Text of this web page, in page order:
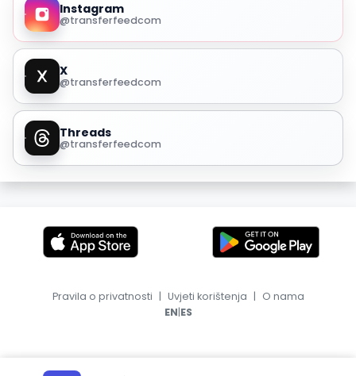
Instagram
@transferfeedcom
X
@transferfeedcom
Threads
@transferfeedcom
Pravila o privatnosti | Uvjeti korištenja | O nama
EN|ES